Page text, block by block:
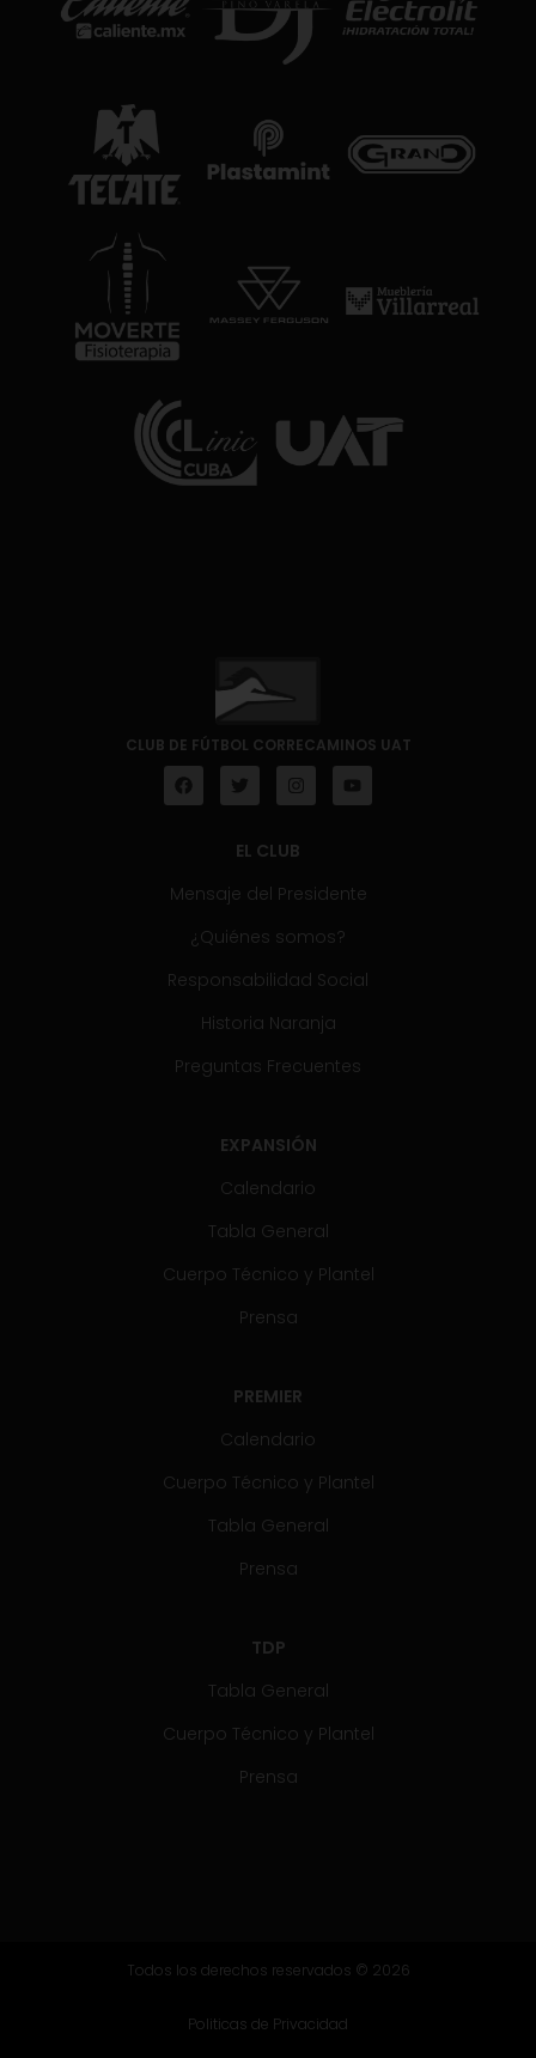
CLUB DE FÚTBOL CORRECAMINOS UAT
EL CLUB
Mensaje del Presidente
¿Quiénes somos?
Responsabilidad Social
Historia Naranja
Preguntas Frecuentes
EXPANSIÓN
Calendario
Tabla General
Cuerpo Técnico y Plantel
Prensa
PREMIER
Calendario
Cuerpo Técnico y Plantel
Tabla General
Prensa
TDP
Tabla General
Cuerpo Técnico y Plantel
Prensa
Todos los derechos reservados © 2026
Politicas de Privacidad